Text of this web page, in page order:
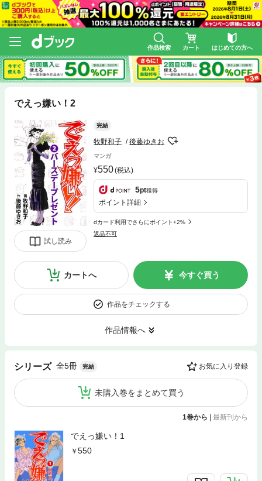
作品検索 カート はじめての方へ
でえっ嫌い！2
試し読み
完結
牧野和子 後藤ゆきお
マンガ
550(税込)
5pt獲得
ポイント詳細
dカード利用でさらにポイント+2%
返品不可
カートへ 今すぐ買う
作品をチェックする
作品情報へ
シリーズ 全5冊 完結 お気に入り登録
未購入巻をまとめて買う
1巻から | 最新刊から
でえっ嫌い！1
550